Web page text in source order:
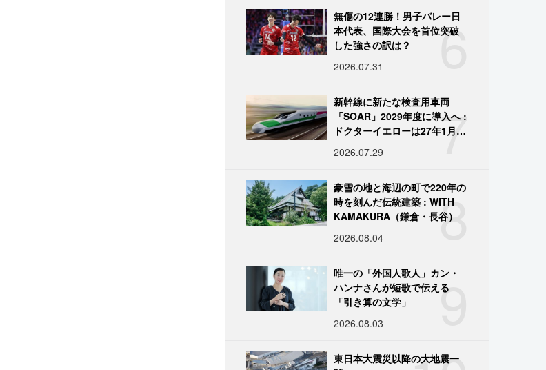
6
無傷の12連勝！男子バレー日
本代表、国際大会を首位突破
した強さの訳は？
2026.07.31
7
新幹線に新たな検査用車両
「SOAR」2029年度に導入へ :
ドクターイエローは27年1月に
2026.07.29
8
豪雪の地と海辺の町で220年の
時を刻んだ伝統建築 : WITH
KAMAKURA（鎌倉・長谷）
2026.08.04
9
唯一の「外国人歌人」カン・
ハンナさんが短歌で伝える
「引き算の文学」
2026.08.03
東日本大震災以降の大地震一